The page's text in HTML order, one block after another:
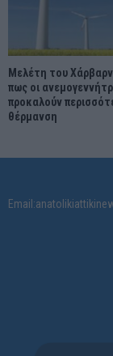
Μελέτη του
πως οι
προκαλούν
θέρμανση